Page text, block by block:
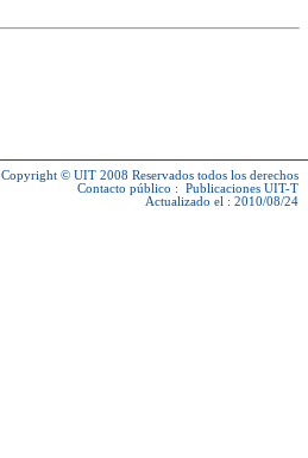
Copyright © UIT 2008 Reservados todos los derechos
Contacto público : Publicaciones UIT-T
Actualizado el : 2010/08/24